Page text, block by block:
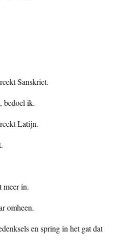
Sanskriet.
bedoel ik.
Latijn.
meer in.
omheen.
en spring in het gat dat